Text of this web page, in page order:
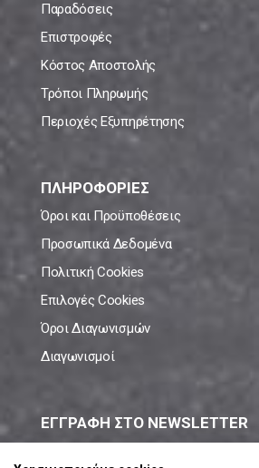
Παραδόσεις
Επιστροφές
Κόστος Αποστολής
Τρόποι Πληρωμής
Περιοχές Εξυπηρέτησης
ΠΛΗΡΟΦΟΡΙΕΣ
Όροι και Προϋποθέσεις
Προσωπικά Δεδομένα
Πολιτική Cookies
Επιλογές Cookies
Όροι Διαγωνισμών
Διαγωνισμοί
ΕΓΓΡΑΦΗ ΣΤΟ NEWSLETTER